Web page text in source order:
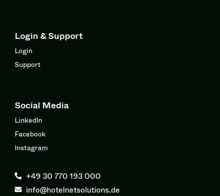
Login & Support
Login
Support
Social Media
LinkedIn
Facebook
Instagram
+49 30 770 193 000
info@hotelnetsolutions.de